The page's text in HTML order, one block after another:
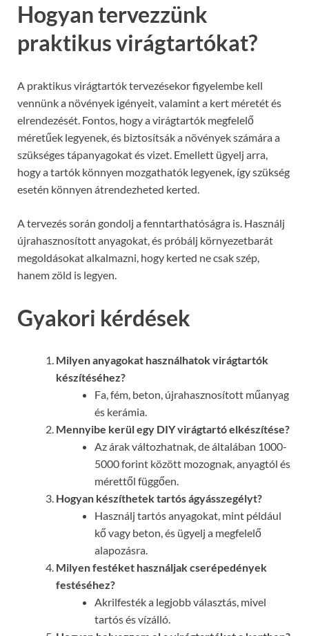
Hogyan tervezzünk
praktikus virágtartókat?
A praktikus virágtartók tervezésekor figyelembe kell
vennünk a növények igényeit, valamint a kert méretét és
elrendezését. Fontos, hogy a virágtartók megfelelő
méretűek legyenek, és biztosítsák a növények számára a
szükséges tápanyagokat és vizet. Emellett ügyelj arra,
hogy a tartók könnyen mozgathatók legyenek, így szükség
esetén könnyen átrendezheted kerted.
A tervezés során gondolj a fenntarthatóságra is. Használj
újrahasznosított anyagokat, és próbálj környezetbarát
megoldásokat alkalmazni, hogy kerted ne csak szép,
hanem zöld is legyen.
Gyakori kérdések
Milyen anyagokat használhatok virágtartók
készítéséhez?
Fa, fém, beton, újrahasznosított műanyag
és kerámia.
Mennyibe kerül egy DIY virágtartó elkészítése?
Az árak változhatnak, de általában 1000-
5000 forint között mozognak, anyagtól és
mérettől függően.
Hogyan készíthetek tartós ágyásszegélyt?
Használj tartós anyagokat, mint például
kő vagy beton, és ügyelj a megfelelő
alapozásra.
Milyen festéket használjak cserépedények
festéséhez?
Akrilfesték a legjobb választás, mivel
tartós és vízálló.